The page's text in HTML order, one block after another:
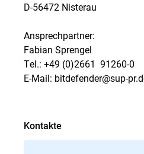
D-56472 Nisterau
Ansprechpartner:
Fabian Sprengel
Tel.: +49 (0)2661  91260-0
E-Mail: bitdefender@sup-
Kontakte